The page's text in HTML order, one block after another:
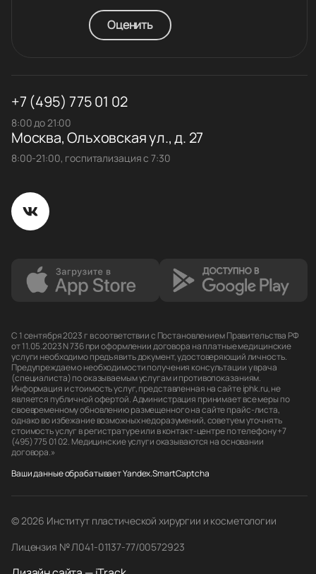
Оценить
+7 (495) 775 01 02
8:00 до 21:00
Москва, Ольховская ул., д. 27
8:00-21:00, госпитализация с 7:30
С 1 сентября 2023 г в соответствии с Постановлением Правительства РФ
от 11.05.2023 N 736 при оформлении договора на платные медицинские
услуги необходимо предъявить документ, удостоверяющий личность.
Предупреждаем о необходимости получения консультации у врача
(специалиста) по оказываемым услугам и противопоказаниям.
Информация и стоимость услуг, представленная на сайте iphk.ru, не
является публичной офертой. Администрация принимает все меры по
своевременному обновлению размещенного на сайте прайс-листа,
однако во избежание возможных недоразумений, советуем уточнять
стоимость услуг в регистратуре или в контакт-центре по телефону +7
(495) 775 01 02. Медицинские услуги оказываются на основании
договора.»
Ваши данные обрабатывает Yandex.SmartCaptcha
© 2026 Институт пластической хирургии и косметологии
Лицензия № Л041-01137-77/00572923